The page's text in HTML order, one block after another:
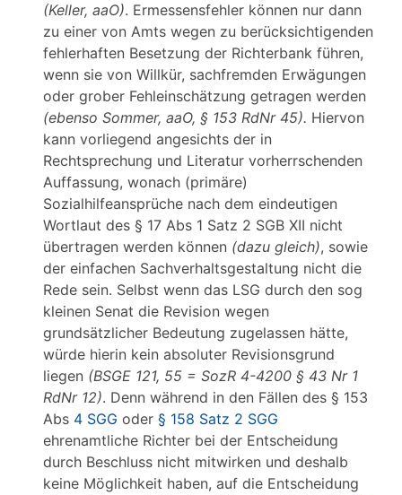
(Keller, aaO). Ermessensfehler können nur dann
zu einer von Amts wegen zu berücksichtigenden
fehlerhaften Besetzung der Richterbank führen,
wenn sie von Willkür, sachfremden Erwägungen
oder grober Fehleinschätzung getragen werden
(ebenso Sommer, aaO, § 153 RdNr 45). Hiervon
kann vorliegend angesichts der in
Rechtsprechung und Literatur vorherrschenden
Auffassung, wonach (primäre)
Sozialhilfeansprüche nach dem eindeutigen
Wortlaut des § 17 Abs 1 Satz 2 SGB XII nicht
übertragen werden können (dazu gleich), sowie
der einfachen Sachverhaltsgestaltung nicht die
Rede sein. Selbst wenn das LSG durch den sog
kleinen Senat die Revision wegen
grundsätzlicher Bedeutung zugelassen hätte,
würde hierin kein absoluter Revisionsgrund
liegen (BSGE 121, 55 = SozR 4-4200 § 43 Nr 1
RdNr 12). Denn während in den Fällen des § 153
Abs 4 SGG oder § 158 Satz 2 SGG
ehrenamtliche Richter bei der Entscheidung
durch Beschluss nicht mitwirken und deshalb
keine Möglichkeit haben, auf die Entscheidung